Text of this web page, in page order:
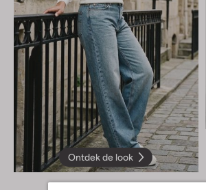
Ontdek de look